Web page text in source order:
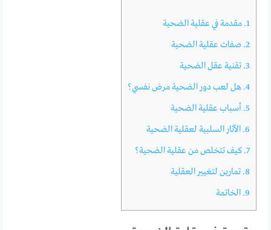
1. مقدمة في عقلية الضحية
2. صفات عقلية الضحية
3. تقنية عقل الضحية
4. هل لعب دور الضحية مرض نفسي؟
5. أسباب عقلية الضحية
6. الآثار السلبية لعقلية الضحية
7. كيف تتخلص من عقلية الضحية؟
8. تمارين لتغيير العقلية
9. الخاتمة